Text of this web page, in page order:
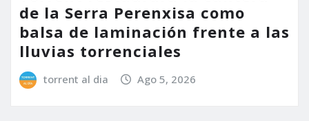
de la Serra Perenxisa como
balsa de laminación frente a las
lluvias torrenciales
torrent al dia Ago 5, 2026